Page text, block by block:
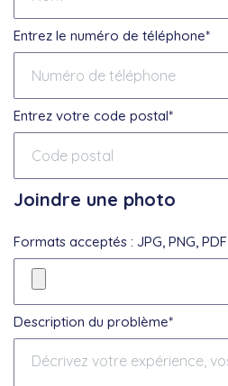
Entrez le numéro de téléphone*
Entrez votre code postal*
Joindre une photo
Formats acceptés : JPG, PNG, PDF
Description du problème*